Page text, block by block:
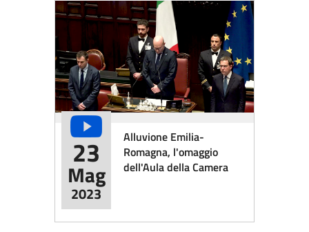
Alluvione Emilia-
Romagna, l'omaggio
dell'Aula della Camera
23
Mag
2023